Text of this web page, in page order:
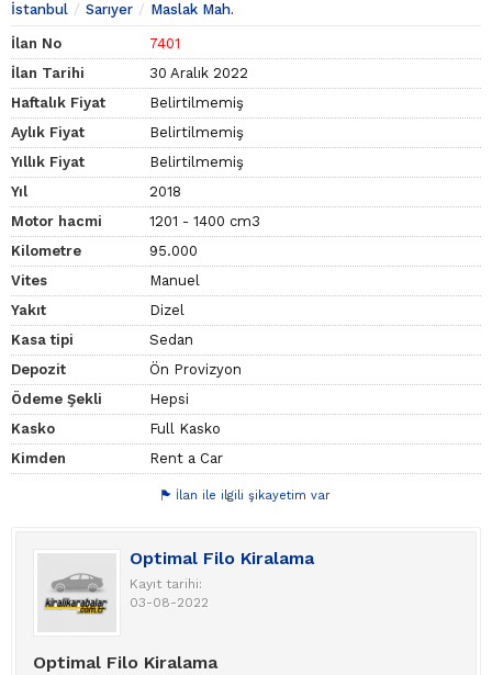
İstanbul Sarıyer Maslak Mah.
İlan No
7401
İlan Tarihi
30 Aralık 2022
Haftalık Fiyat
Belirtilmemiş
Aylık Fiyat
Belirtilmemiş
Yıllık Fiyat
Belirtilmemiş
Yıl
2018
Motor hacmi
1201 - 1400 cm3
Kilometre
95.000
Vites
Manuel
Yakıt
Dizel
Kasa tipi
Sedan
Depozit
Ön Provizyon
Ödeme Şekli
Hepsi
Kasko
Full Kasko
Kimden
Rent a Car
İlan ile ilgili şikayetim var
Optimal Filo Kiralama
Kayıt tarihi:
03-08-2022
Optimal Filo Kiralama